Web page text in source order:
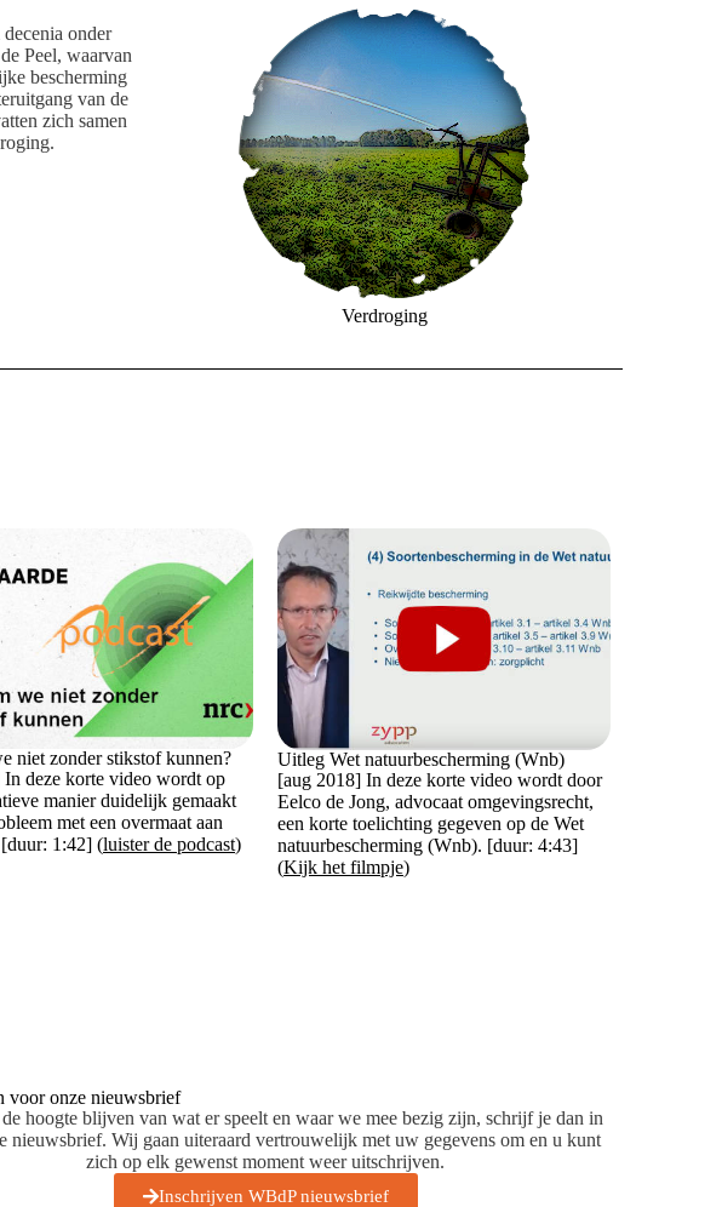
onder
Peel, waarvan
bescherming
van de
zich samen
Verdroging
niet zonder stikstof kunnen?
deze korte video wordt op
manier duidelijk gemaakt
met een overmaat aan
1:42] (luister de podcast)
Uitleg Wet natuurbescherming (Wnb)
[aug 2018] In deze korte video wordt door
Eelco de Jong, advocaat omgevingsrecht,
een korte toelichting gegeven op de Wet
natuurbescherming (Wnb). [duur: 4:43]
(Kijk het filmpje)
voor onze nieuwsbrief
hoogte blijven van wat er speelt en waar we mee bezig zijn, schrijf je dan in
nieuwsbrief. Wij gaan uiteraard vertrouwelijk met uw gegevens om en u kunt
zich op elk gewenst moment weer uitschrijven.
Inschrijven WBdP nieuwsbrief